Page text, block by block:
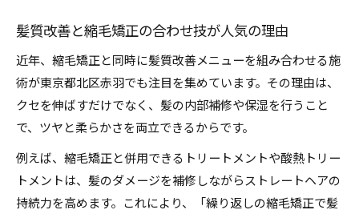
髪質改善と縮毛矯正の合わせ技が人気の理由
近年、縮毛矯正と同時に髪質改善メニューを組み合わせる施
術が東京都北区赤羽でも注目を集めています。その理由は、
クセを伸ばすだけでなく、髪の内部補修や保湿を行うこと
で、ツヤと柔らかさを両立できるからです。
例えば、縮毛矯正と併用できるトリートメントや酸熱トリー
トメントは、髪のダメージを補修しながらストレートヘアの
持続力を高めます。これにより、「繰り返しの縮毛矯正で髪